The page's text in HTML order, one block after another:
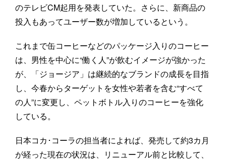
のテレビCM起用を発表していた。さらに、新商品の
投入もあってユーザー数が増加しているという。
これまで缶コーヒーなどのパッケージ入りのコーヒー
は、男性を中心に“働く人”が飲むイメージが強かった
が、「ジョージア」は継続的なブランドの成長を目指
し、今春からターゲットを女性や若者を含む“すべて
の人”に変更し、ペットボトル入りのコーヒーを強化
している。
日本コカ･コーラの担当者によれば、発売して約3カ月
が経った現在の状況は、リニューアル前と比較して、